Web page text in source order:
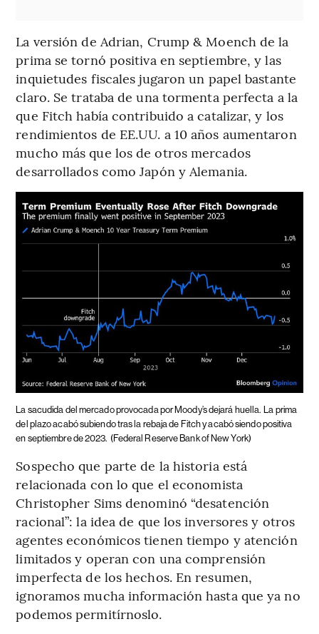
La versión de Adrian, Crump & Moench de la
prima se tornó positiva en septiembre, y las
inquietudes fiscales jugaron un papel bastante
claro. Se trataba de una tormenta perfecta a la
que Fitch había contribuido a catalizar, y los
rendimientos de EE.UU. a 10 años aumentaron
mucho más que los de otros mercados
desarrollados como Japón y Alemania.
La sacudida del mercado provocada por Moody’s dejará huella. La prima
del plazo acabó subiendo tras la rebaja de Fitch y acabó siendo positiva
en septiembre de 2023. (Federal Reserve Bank of New York)
Sospecho que parte de la historia está
relacionada con lo que el economista
Christopher Sims denominó “desatención
racional”: la idea de que los inversores y otros
agentes económicos tienen tiempo y atención
limitados y operan con una comprensión
imperfecta de los hechos. En resumen,
ignoramos mucha información hasta que ya no
podemos permitírnoslo.